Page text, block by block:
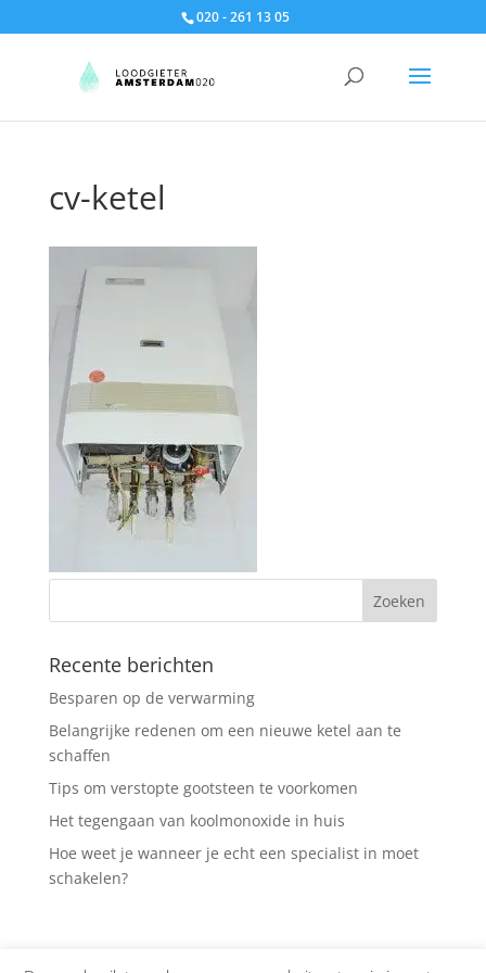
020 - 261 13 05
cv-ketel
Recente berichten
Besparen op de verwarming
Belangrijke redenen om een nieuwe ketel aan te
schaffen
Tips om verstopte gootsteen te voorkomen
Het tegengaan van koolmonoxide in huis
Hoe weet je wanneer je echt een specialist in moet
schakelen?